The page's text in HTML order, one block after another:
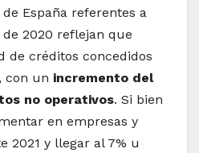
España referentes a
2020 reflejan que
de créditos concedidos
con un incremento del
no operativos. Si bien
en empresas y
2021 y llegar al 7% u